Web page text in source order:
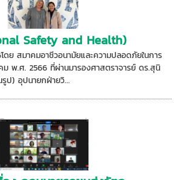
Safety and Health)
ดย สมาคมอาชีวอนามัยและความปลอดภัยในการ
ม พ.ศ. 2566 ที่ผ่านมารองศาสตราจารย์ ดร.สุนิ
รูป) อุปนายกฝ่ายวิ...